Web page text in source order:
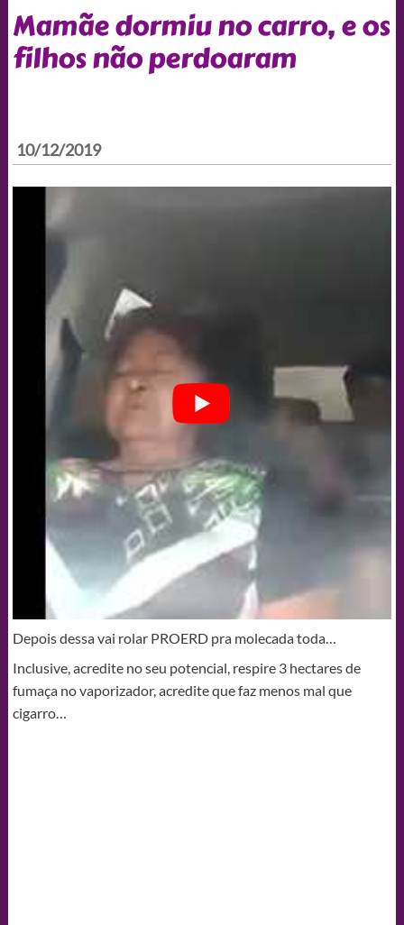
Mamãe dormiu no carro, e os
filhos não perdoaram
10/12/2019
Depois dessa vai rolar PROERD pra molecada toda…
Inclusive, acredite no seu potencial, respire 3 hectares de
fumaça no vaporizador, acredite que faz menos mal que
cigarro…